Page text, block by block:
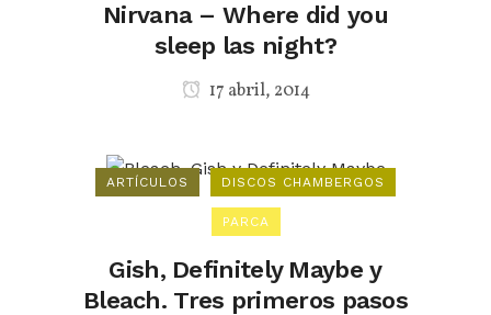
Nirvana – Where did you
sleep las night?
17 abril, 2014
ARTÍCULOS DISCOS CHAMBERGOS
PARCA
Gish, Definitely Maybe y
Bleach. Tres primeros pasos